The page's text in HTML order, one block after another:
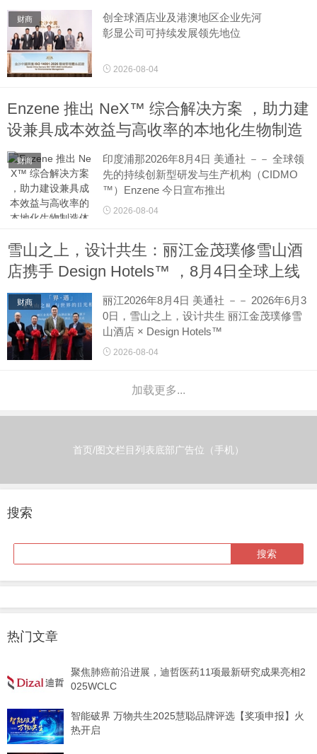
财商
创全球酒店业及港澳地区企业先河
彰显公司可持续发展领先地位
澳门2026年8月4日 美通社 －－ 金沙中国日
14001：2026环境管理体系认证，成为全
球...
2026-08-04
Enzene 推出 NeX™ 综合解决方案 ，助力建
设兼具成本效益与高收率的本地化生物制造
体系
财商
印度浦那2026年8月4日 美通社 －－ 全球领
先的持续创新型研发与生产机构（CIDMO
™）Enzene 今日宣布推出
NeX™。这一创新型端到端合作模式可帮助
2026-08-04
雪山之上，设计共生：丽江金茂璞修雪山酒
店携手 Design Hotels™ ，8月4日全球上线
启幕
财商
丽江2026年8月4日 美通社 －－ 2026年6月3
0日，雪山之上，设计共生 丽江金茂璞修雪
山酒店 × Design Hotels™
品牌签约发布会圆满举办。本次合作，标志
2026-08-04
加载更多...
首页/图文栏目列表底部广告位（手机）
搜索
热门文章
聚焦肺癌前沿进展，迪哲医药11项最新研究成果亮相2
025WCLC
智能破界 万物共生2025慧聪品牌评选【奖项申报】火
热开启